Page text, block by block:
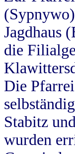
Jagdhaus
die
Die
Stabitz
wurden